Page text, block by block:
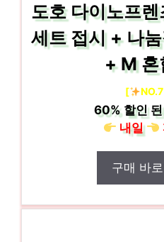
도호 다이노프
세트 접시 + 나
+ M 혼
[
60%할인 된
내일
구매 바